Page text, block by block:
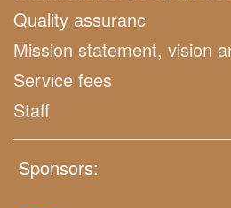
Quality assuranc
Mission statement, vision
Service fees
Staff
Sponsors: